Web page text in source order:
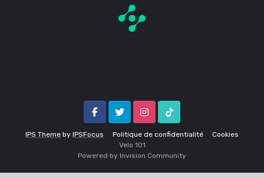
IPS Theme by IPSFocus Politique de confidentialité Cookies
FacebookTwitter InstagramTik Tok
Velo 1O1
Powered by Invision Community